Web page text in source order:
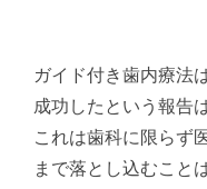
ガイド付き歯内療法
成功したという報告
これは歯科に限らず
まで落とし込むこと